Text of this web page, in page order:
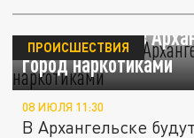
Безработный из
город наркотиками
ПРОИСШЕСТВИЯ
08 ИЮЛЯ 11:30
В Архангельске